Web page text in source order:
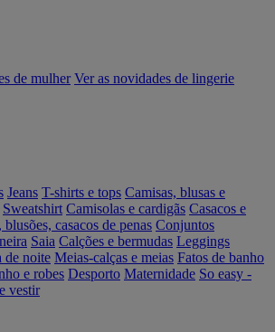
de mulher Ver as novidades de lingerie
Jeans T-shirts e tops Camisas, blusas e
Sweatshirt Camisolas e cardigãs Casacos e
blusões, casacos de penas Conjuntos
Saia Calções e bermudas Leggings
de noite Meias-calças e meias Fatos de banho
e robes Desporto Maternidade So easy -
vestir